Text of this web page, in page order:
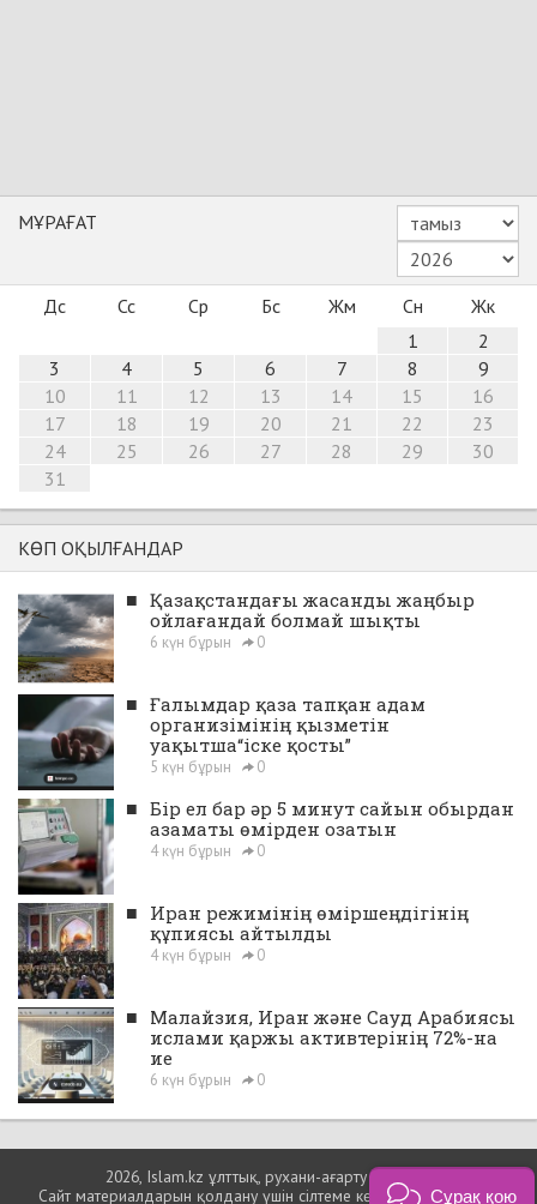
МҰРАҒАТ
Дс Сс Ср Бс Жм Сн
Жк
1
2
3
4 5 6 7 8
9
10
11 12 13 14 15
16
17
18 19 20 21 22
23
24
25 26 27 28 29
30
31
КӨП ОҚЫЛҒАНДАР
■ Қазақстандағы жасанды жаңбыр
ойлағандай болмай шықты
6 күн бұрын 0
■ Ғалымдар қаза тапқан адам
организімінің қызметін
уақытша“іске қосты”
5 күн бұрын 0
■ Бір ел бар әр 5 минут сайын обырдан
азаматы өмірден озатын
4 күн бұрын 0
■ Иран режимінің өміршеңдігінің
құпиясы айтылды
4 күн бұрын 0
■ Малайзия, Иран және Сауд Арабиясы
ислами қаржы активтерінің 72%-на
ие
6 күн бұрын 0
2026, Islam.kz ұлттық, рухани-ағарту порталы
Сайт материалдарын қолдану үшін сілтеме көрсетуіңіз міндетті.
Сұрақ қою